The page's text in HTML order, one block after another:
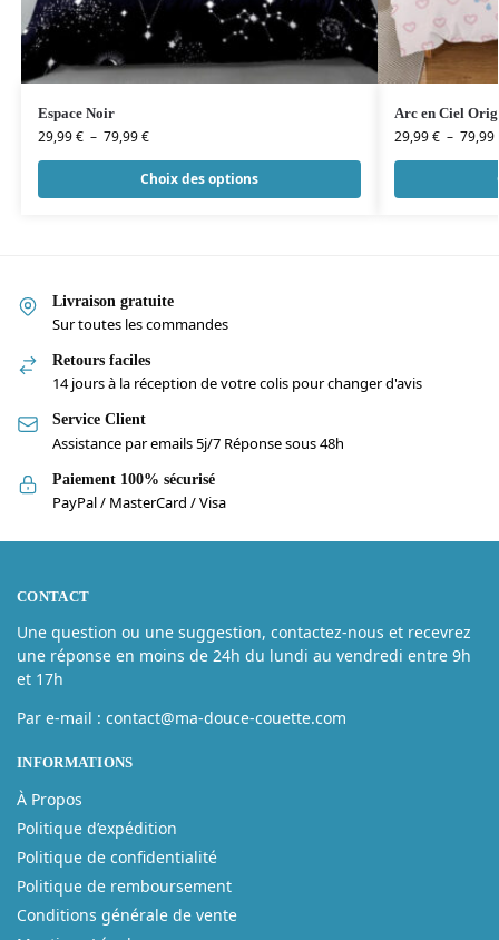
Espace Noir
29,99€ – 79,99€
Choix des options
Arc en Ciel
29,99€ – 79,99
Livraison gratuite
Sur toutes les commandes
Retours faciles
14 jours à la réception de votre colis pour changer d'avis
Service Client
Assistance par emails 5j/7 Réponse sous 48h
Paiement 100% sécurisé
PayPal / MasterCard / Visa
CONTACT
Une question ou une suggestion, contactez-nous et recevrez
une réponse en moins de 24h du lundi au vendredi entre 9h
et 17h
Par e-mail : contact@ma-douce-couette.com
INFORMATIONS
À Propos
Politique d’expédition
Politique de confidentialité
Politique de remboursement
Conditions générale de vente